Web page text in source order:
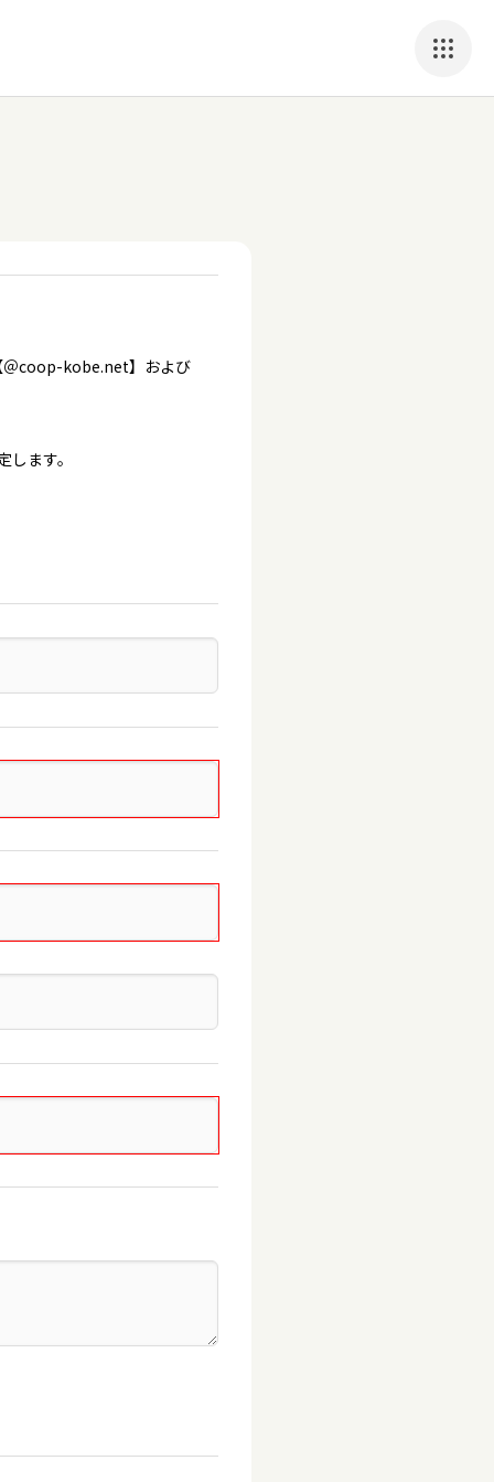
＠coop-kobe.net】および
ます。